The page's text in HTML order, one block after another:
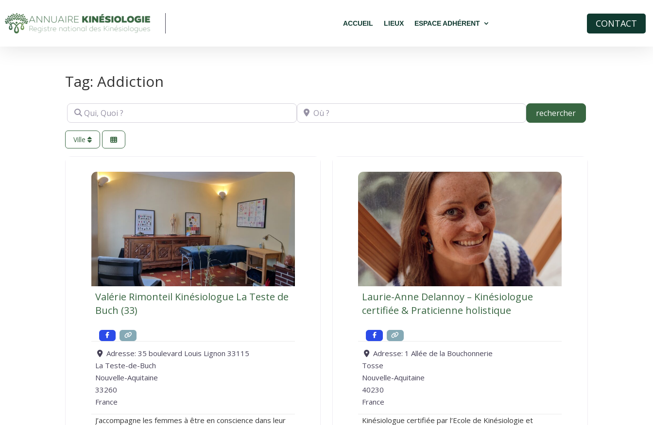
ACCUEIL LIEUX ESPACE ADHÉRENT CONTACT
Tag: Addiction
Qui, Quoi ? Où ? rechercherrechercher
Ville
Valérie Rimonteil Kinésiologue La Teste de
Buch (33)
Adresse: 35 boulevard Louis Lignon 33115
La Teste-de-Buch
Nouvelle-Aquitaine
33260
France
J’accompagne les femmes à être en conscience dans leur
Laurie-Anne Delannoy – Kinésiologue
certifiée & Praticienne holistique
Adresse: 1 Allée de la Bouchonnerie
Tosse
Nouvelle-Aquitaine
40230
France
Kinésiologue certifiée par l’Ecole de Kinésiologie et